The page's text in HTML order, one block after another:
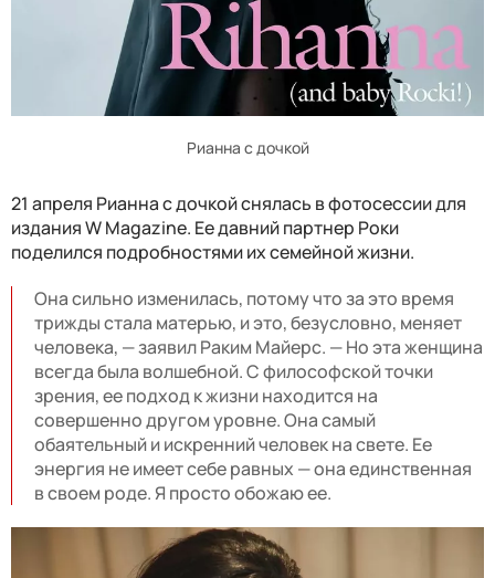
Рианна с дочкой
21 апреля Рианна с дочкой снялась в фотосессии для
издания W Magazine. Ее давний партнер Роки
поделился подробностями их семейной жизни.
Она сильно изменилась, потому что за это время
трижды стала матерью, и это, безусловно, меняет
человека, — заявил Раким Майерс. — Но эта женщина
всегда была волшебной. С философской точки
зрения, ее подход к жизни находится на
совершенно другом уровне. Она самый
обаятельный и искренний человек на свете. Ее
энергия не имеет себе равных — она единственная
в своем роде. Я просто обожаю ее.